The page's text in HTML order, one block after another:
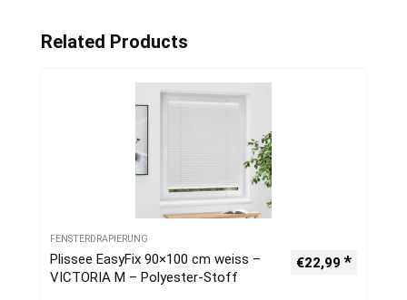
Related Products
FENSTERDRAPIERUNG
Plissee EasyFix 90×100 cm weiss –
VICTORIA M – Polyester-Stoff
€22,99